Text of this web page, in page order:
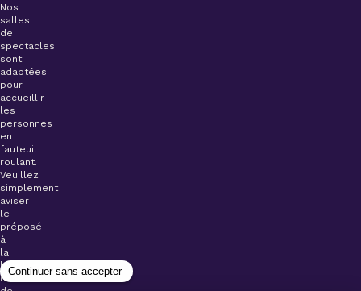
Nos
salles
de
spectacles
sont
adaptées
pour
accueillir
les
personnes
en
fauteuil
roulant.
Veuillez
simplement
aviser
le
préposé
à
la
billetterie
lors